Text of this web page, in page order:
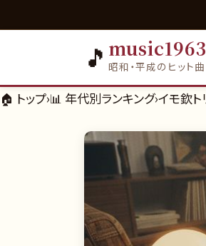
🎵 music1963
昭和・平成のヒット
🏠 トップ›📊 年代別ランキング›イモ欽ト